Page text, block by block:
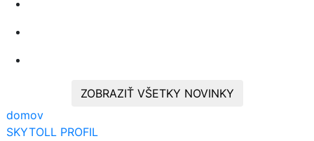
ZOBRAZIŤ VŠETKY NOVINKY
domov
SKYTOLL PROFIL